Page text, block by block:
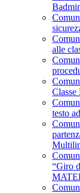
alle
testo
“Giro